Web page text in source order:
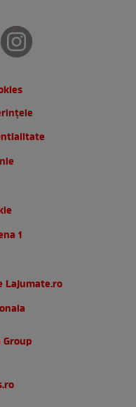
1
Lajumate.ro